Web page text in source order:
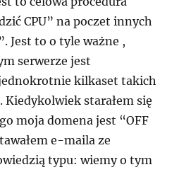
CPU” na poczet innych
Jest to o tyle ważne ,
serwerze jest
kilkaset takich
Kiedykolwiek starałem się
moja domena jest “OFF
e-maila ze
typu: wiemy o tym